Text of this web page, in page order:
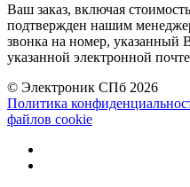
Ваш заказ, включая
подтвержден нашим
звонка на номер, указанный
указанной электронной
© Электроник СПб 2026
Политика
файлов cookie